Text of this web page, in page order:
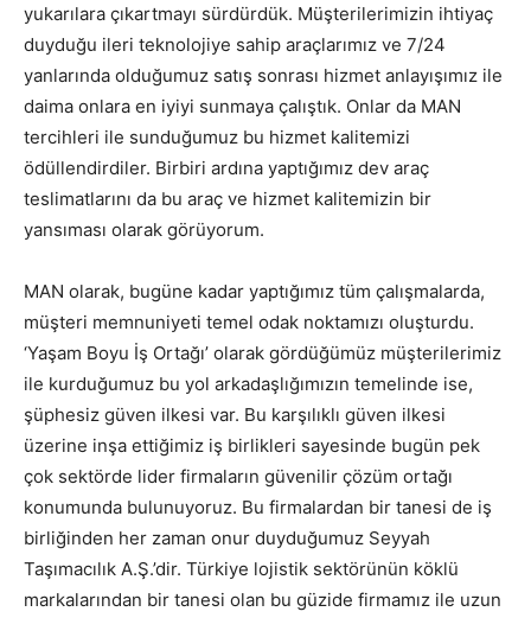
yukarılara çıkartmayı sürdürdük. Müşterilerimizin ihtiyaç
duyduğu ileri teknolojiye sahip araçlarımız ve 7/24
yanlarında olduğumuz satış sonrası hizmet anlayışımız ile
daima onlara en iyiyi sunmaya çalıştık. Onlar da MAN
tercihleri ile sunduğumuz bu hizmet kalitemizi
ödüllendirdiler. Birbiri ardına yaptığımız dev araç
teslimatlarını da bu araç ve hizmet kalitemizin bir
yansıması olarak görüyorum.
MAN olarak, bugüne kadar yaptığımız tüm çalışmalarda,
müşteri memnuniyeti temel odak noktamızı oluşturdu.
‘Yaşam Boyu İş Ortağı’ olarak gördüğümüz müşterilerimiz
ile kurduğumuz bu yol arkadaşlığımızın temelinde ise,
şüphesiz güven ilkesi var. Bu karşılıklı güven ilkesi
üzerine inşa ettiğimiz iş birlikleri sayesinde bugün pek
çok sektörde lider firmaların güvenilir çözüm ortağı
konumunda bulunuyoruz. Bu firmalardan bir tanesi de iş
birliğinden her zaman onur duyduğumuz Seyyah
Taşımacılık A.Ş.’dir. Türkiye lojistik sektörünün köklü
markalarından bir tanesi olan bu güzide firmamız ile uzun